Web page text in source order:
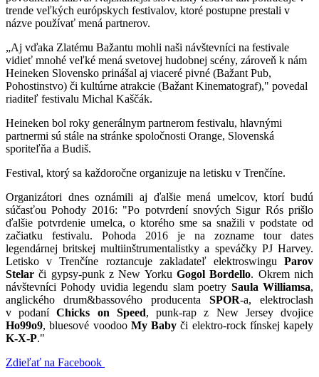
trende veľkých európskych festivalov, ktoré postupne prestali v
názve používať mená partnerov.
„Aj vďaka Zlatému Bažantu mohli naši návštevníci na festivale
vidieť mnohé veľké mená svetovej hudobnej scény, zároveň k nám
Heineken Slovensko prinášal aj viaceré pivné (Bažant Pub,
Pohostinstvo) či kultúrne atrakcie (Bažant Kinematograf)," povedal
riaditeľ festivalu Michal Kaščák.
Heineken bol roky generálnym partnerom festivalu, hlavnými
partnermi sú stále na stránke spoločnosti Orange, Slovenská
sporiteľňa a Budiš.
Festival, ktorý sa každoročne organizuje na letisku v Trenčíne.
Organizátori dnes oznámili aj ďalšie mená umelcov, ktorí budú
súčasťou Pohody 2016: "Po potvrdení snových Sigur Rós prišlo
ďalšie potvrdenie umelca, o ktorého sme sa snažili v podstate od
začiatku festivalu. Pohoda 2016 je na zozname tour dates
legendárnej britskej multiinštrumentalistky a speváčky PJ Harvey.
Letisko v Trenčíne roztancuje zakladateľ elektroswingu Parov
Stelar či gypsy-punk z New Yorku Gogol Bordello. Okrem nich
návštevníci Pohody uvidia legendu slam poetry Saula Williamsa,
anglického drum&bassového producenta SPOR-a, elektroclash
v podaníChicks on Speed, punk-rap z New Jersey dvojice
Ho99o9, bluesové voodoo My Baby či elektro-rock fínskej kapely
K-X-P."
Zdieľať na Facebook